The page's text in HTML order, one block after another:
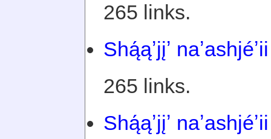
265 links.
Shą́ąʼjįʼ
265 links.
Shą́ąʼjįʼ